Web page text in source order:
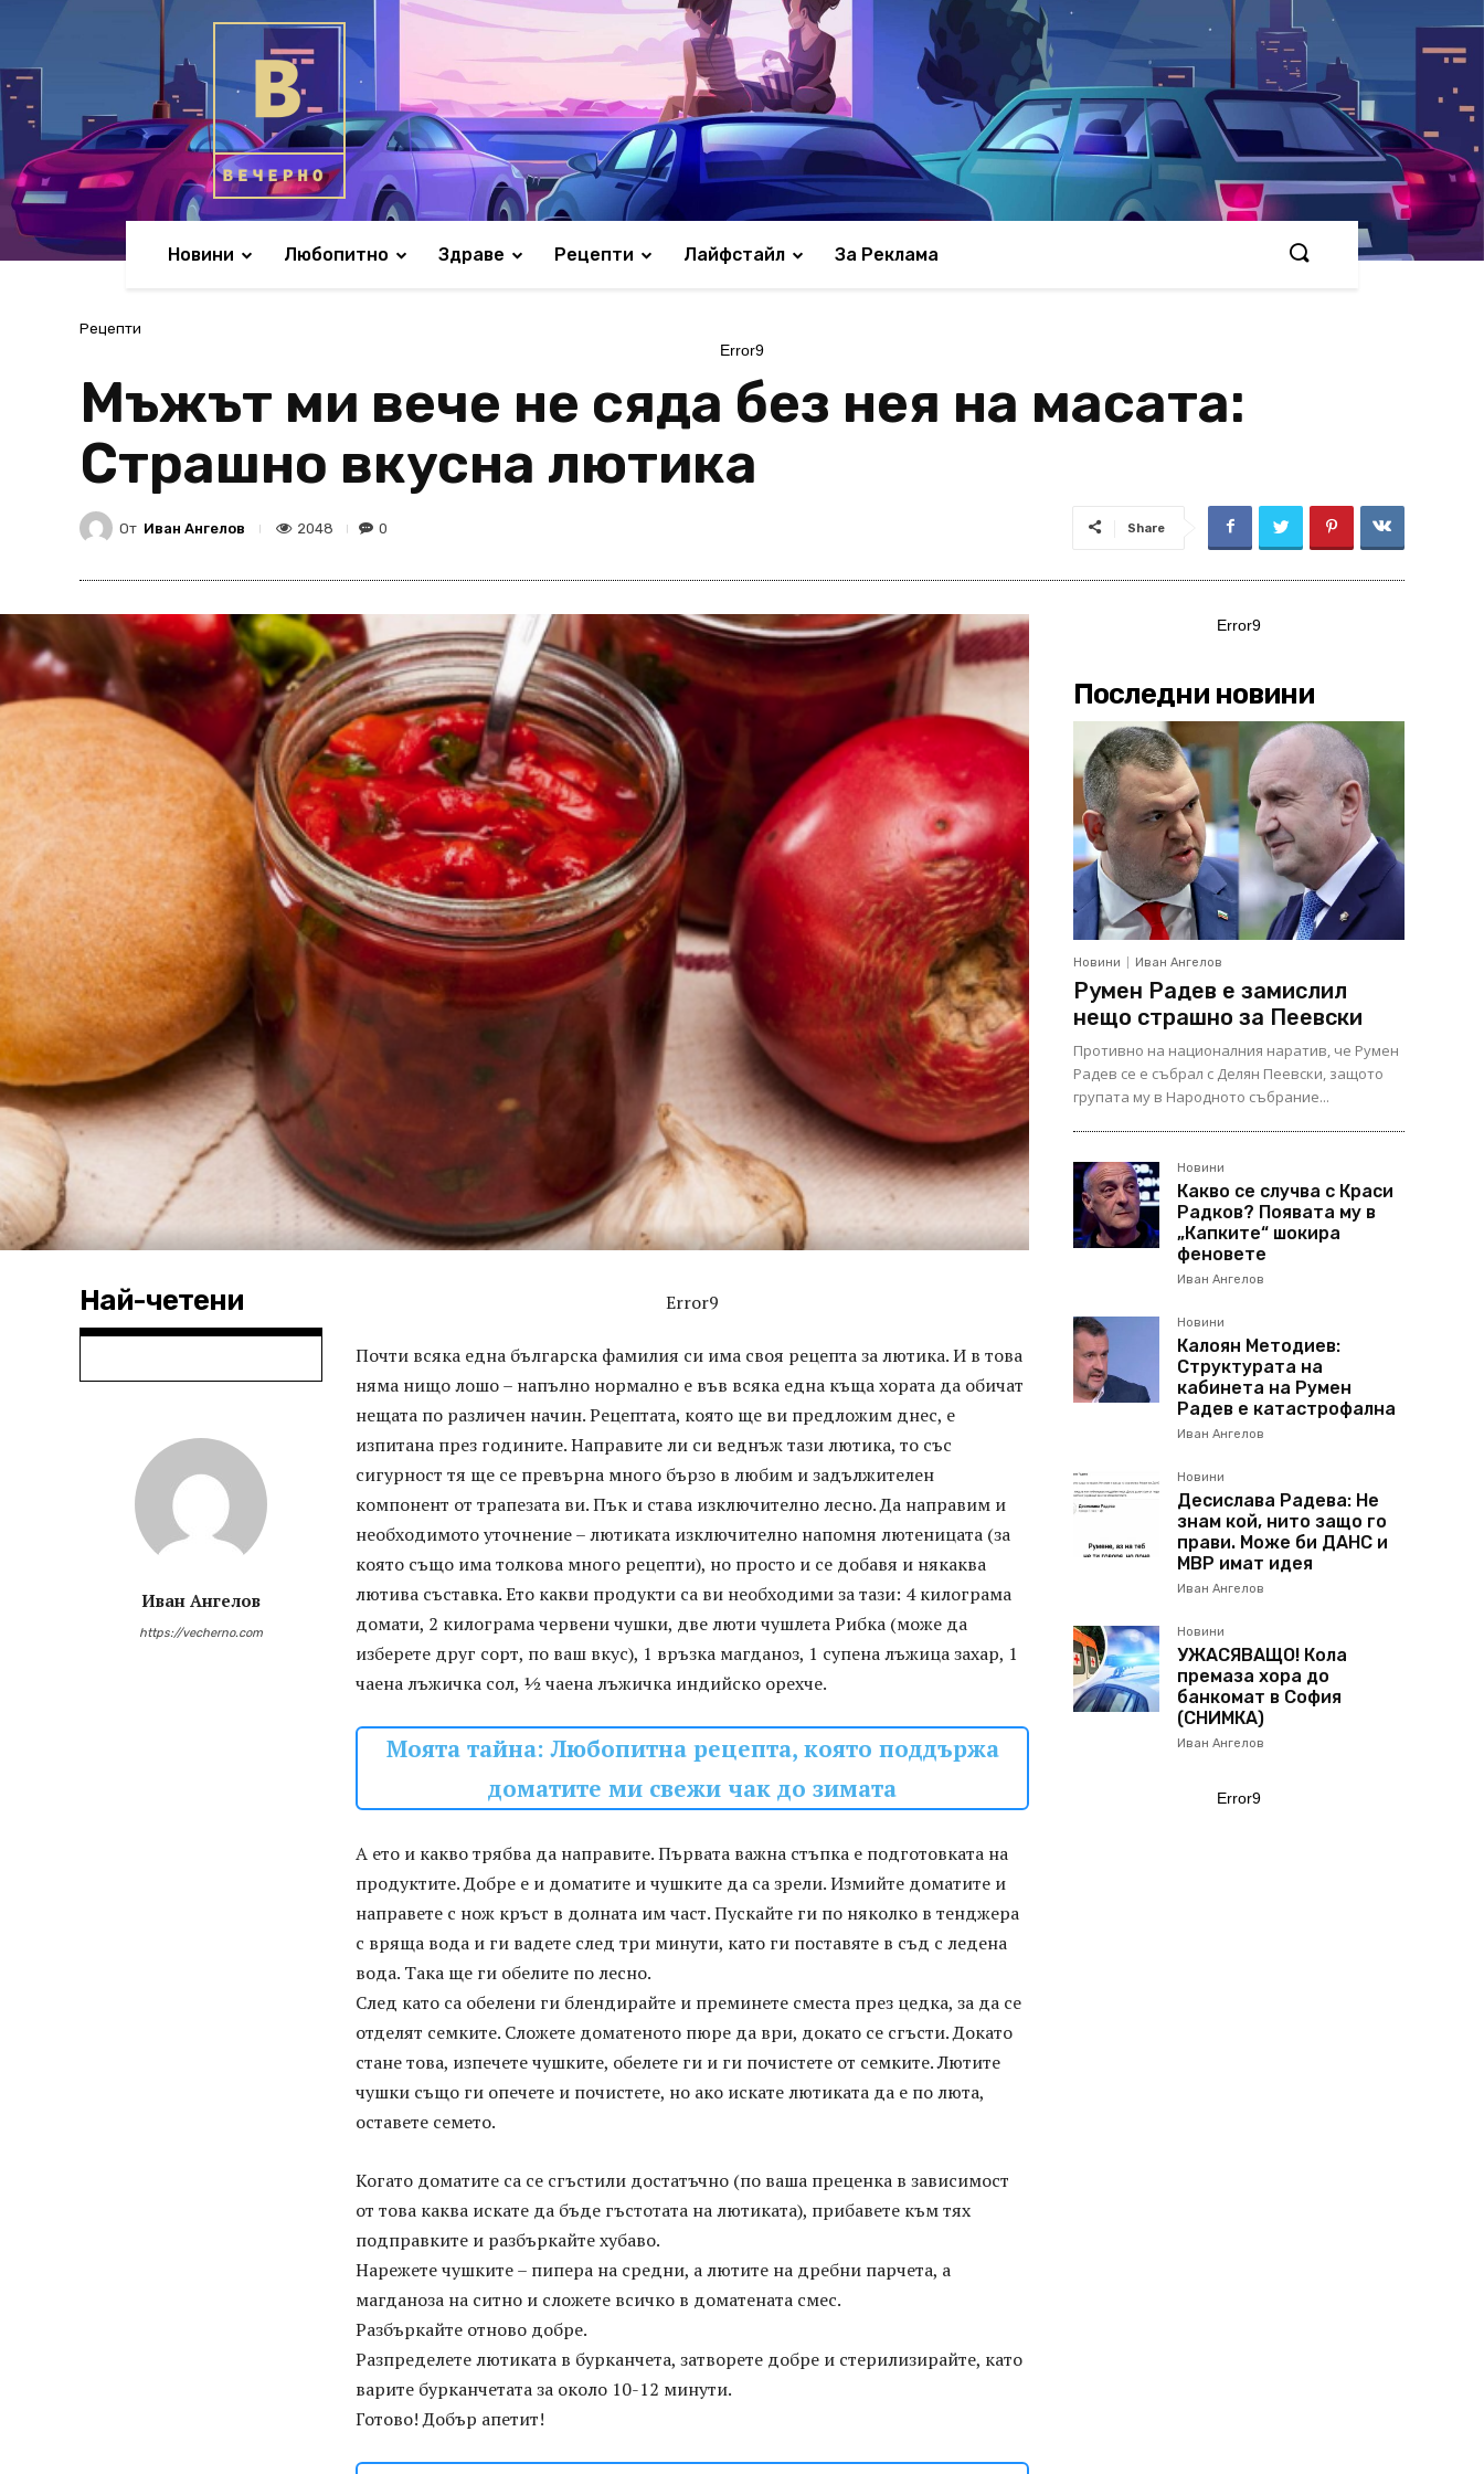
Новини Любопитно Здраве Рецепти Лайфстайл За Реклама
Рецепти
Error9
Мъжът ми вече не сяда без нея на масата:
Страшно вкусна лютика
От Иван Ангелов 2048 0 Share
Най-четени
Иван Ангелов
https://vecherno.com
Error9
Почти всяка една българска фамилия си има своя рецепта за лютика. И в това
няма нищо лошо – напълно нормално е във всяка една къща хората да обичат
нещата по различен начин. Рецептата, която ще ви предложим днес, е
изпитана през годините. Направите ли си веднъж тази лютика, то със
сигурност тя ще се превърна много бързо в любим и задължителен
компонент от трапезата ви. Пък и става изключително лесно. Да направим и
необходимото уточнение – лютиката изключително напомня лютеницата (за
която също има толкова много рецепти), но просто и се добавя и някаква
лютива съставка. Ето какви продукти са ви необходими за тази: 4 килограма
домати, 2 килограма червени чушки, две люти чушлета Рибка (може да
изберете друг сорт, по ваш вкус), 1 връзка магданоз, 1 супена лъжица захар, 1
чаена лъжичка сол, ½ чаена лъжичка индийско орехче.
Моята тайна: Любопитна рецепта, която поддържа
доматите ми свежи чак до зимата
А ето и какво трябва да направите. Първата важна стъпка е подготовката на
продуктите. Добре е и доматите и чушките да са зрели. Измийте доматите и
направете с нож кръст в долната им част. Пускайте ги по няколко в тенджера
с вряща вода и ги вадете след три минути, като ги поставяте в съд с ледена
вода. Така ще ги обелите по лесно.
След като са обелени ги блендирайте и преминете сместа през цедка, за да се
отделят семките. Сложете доматеното пюре да ври, докато се сгъсти. Докато
стане това, изпечете чушките, обелете ги и ги почистете от семките. Лютите
чушки също ги опечете и почистете, но ако искате лютиката да е по люта,
оставете семето.
Когато доматите са се сгъстили достатъчно (по ваша преценка в зависимост
от това каква искате да бъде гъстотата на лютиката), прибавете към тях
подправките и разбъркайте хубаво.
Нарежете чушките – пипера на средни, а лютите на дребни парчета, а
магданоза на ситно и сложете всичко в доматената смес.
Разбъркайте отново добре.
Разпределете лютиката в бурканчета, затворете добре и стерилизирайте, като
варите бурканчетата за около 10-12 минути.
Готово! Добър апетит!
Error9
Последни новини
Новини Иван Ангелов
Румен Радев е замислил
нещо страшно за Пеевски
Противно на националния наратив, че Румен
Радев се е събрал с Делян Пеевски, защото
групата му в Народното събрание...
Новини
Какво се случва с Краси
Радков? Появата му в
„Капките“ шокира
феновете
Иван Ангелов
Новини
Калоян Методиев:
Структурата на
кабинета на Румен
Радев е катастрофална
Иван Ангелов
Новини
Десислава Радева: Не
знам кой, нито защо го
прави. Може би ДАНС и
МВР имат идея
Иван Ангелов
Новини
УЖАСЯВАЩО! Кола
премаза хора до
банкомат в София
(СНИМКА)
Иван Ангелов
Error9